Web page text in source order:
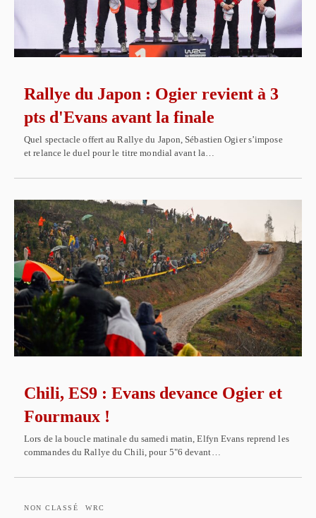
Rallye du Japon : Ogier revient à 3
pts d'Evans avant la finale
Quel spectacle offert au Rallye du Japon, Sébastien Ogier s’impose
et relance le duel pour le titre mondial avant la…
Chili, ES9 : Evans devance Ogier et
Fourmaux !
Lors de la boucle matinale du samedi matin, Elfyn Evans reprend les
commandes du Rallye du Chili, pour 5"6 devant…
NON CLASSÉ WRC